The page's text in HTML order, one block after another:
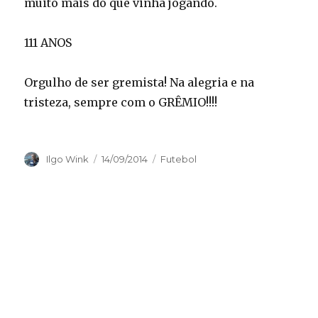
muito mais do que vinha jogando.
111 ANOS
Orgulho de ser gremista! Na alegria e na
tristeza, sempre com o GRÊMIO!!!!
Autor
Ilgo Wink
Publicado
14/09/2014 Categorias
Futebol